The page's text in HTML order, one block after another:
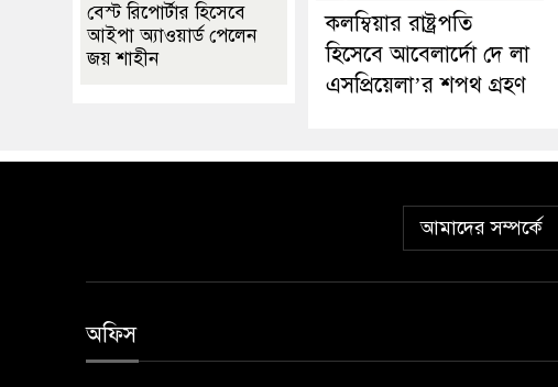
কলম্বিয়ার রাষ্ট্রপতি
হিসেবে আবেলার্দো দে লা
এসপ্রিয়েলা’র শপথ গ্রহণ
বেস্ট রিপোর্টার হিসেবে
আইপা অ্যাওয়ার্ড পেলেন
জয় শাহীন
আমাদের সম্পর্কে
অফিস